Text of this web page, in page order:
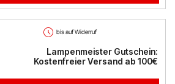
bis auf Widerruf
Lampenmeister Gutschein:
Kostenfreier Versand ab 100€